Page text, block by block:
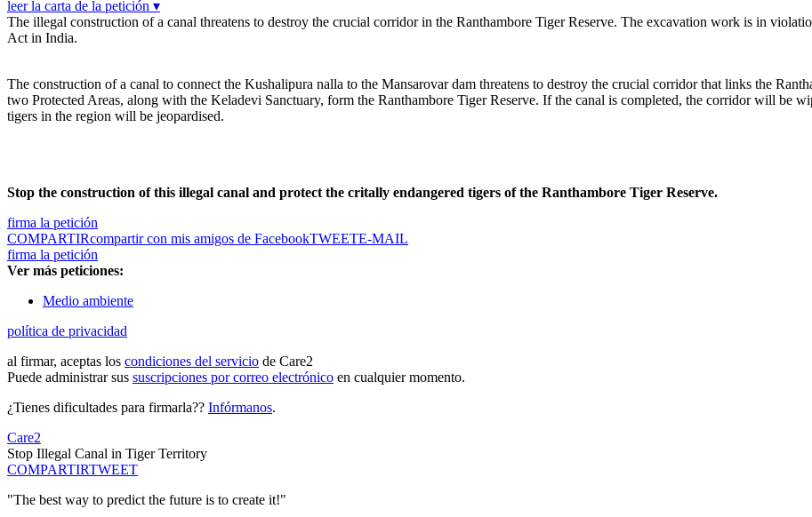
leer la carta de la petición ▾
The illegal construction of a canal threatens to destroy the crucial corridor in the Ranthambore Tiger Reserve. The excavation work is in
Act in India.
The construction of a canal to connect the Kushalipura nalla to the Mansarovar dam threatens to destroy the crucial corridor that links the
two Protected Areas, along with the Keladevi Sanctuary, form the Ranthambore Tiger Reserve. If the canal is completed, the corridor will be
tigers in the region will be jeopardised.
Stop the construction of this illegal canal and protect the critally endangered tigers of the Ranthambore Tiger Reserve.
firma la petición
COMPARTIRcompartir con mis amigos de FacebookTWEETE-MAIL
firma la petición
Ver más peticiones:
Medio ambiente
política de privacidad
al firmar, aceptas los condiciones del servicio de Care2
Puede administrar sus suscripciones por correo electrónico en cualquier momento.
¿Tienes dificultades para firmarla?? Infórmanos.
Care2
Stop Illegal Canal in Tiger Territory
COMPARTIRTWEET
"The best way to predict the future is to create it!"